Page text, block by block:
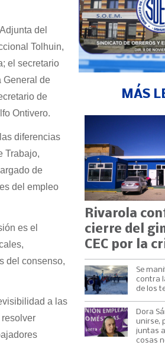
del
Tolhuin,
el secretario
General de
de
Ontivero.
diferencias
Trabajo,
de
del empleo
es el
del consenso,
a las
MÁS
Rivarola
cierre del
CEC por la
Se
contra
de los
Dora
unirse,
juntas
cosas